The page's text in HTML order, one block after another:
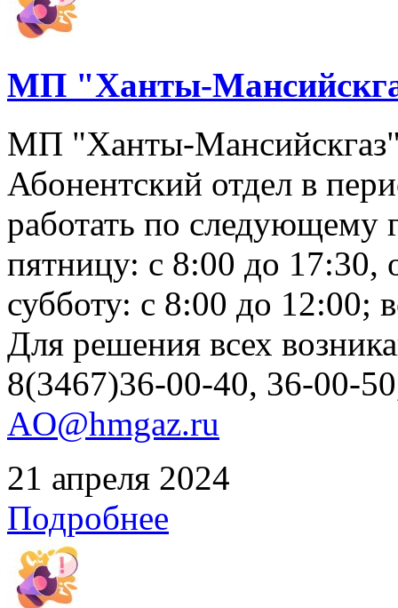
МП "Ханты-
МП "Ханты-Мансийскгаз"
Абонентский отдел в
работать по следующему
пятницу: с 8:00 до 17:30,
субботу: с 8:00 до 12:00;
Для решения всех
8(3467)36-00-40, 36-00-
AO@hmgaz.ru
21 апреля 2024
Подробнее